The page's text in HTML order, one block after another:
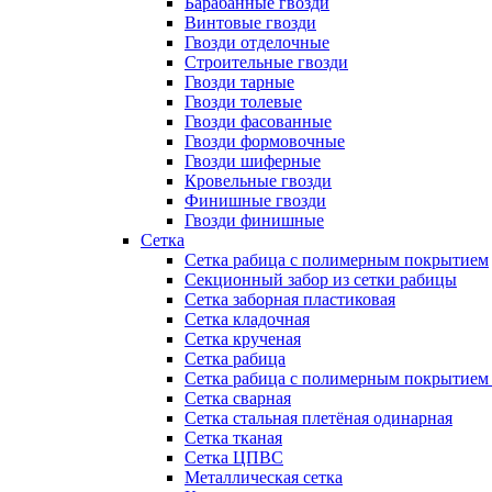
Винтовые гвозди
Гвозди отделочные
Строительные гвозди
Гвозди тарные
Гвозди толевые
Гвозди фасованные
Гвозди формовочные
Гвозди шиферные
Кровельные гвозди
Финишные гвозди
Гвозди финишные
Сетка
Сетка рабица с полимерным покрытием
Секционный забор из сетки рабицы
Сетка заборная пластиковая
Сетка кладочная
Сетка крученая
Сетка рабица
Сетка рабица с полимерным покрытием
Сетка сварная
Сетка стальная плетёная одинарная
Сетка тканая
Сетка ЦПВС
Металлическая сетка